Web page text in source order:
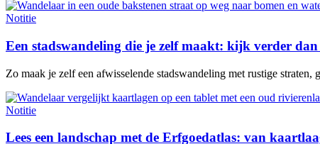
Notitie
Een stadswandeling die je zelf maakt: kijk verder
Zo maak je zelf een afwisselende stadswandeling met rustige
Notitie
Lees een landschap met de Erfgoedatlas: van